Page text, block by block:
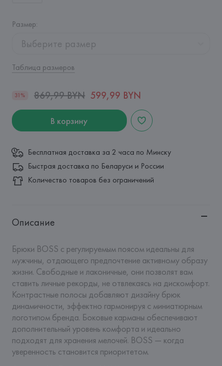
Размер:
Выберите размер
Таблица размеров
31% 869,99 BYN 599,99 BYN
В корзину
Бесплатная доставка за 2 часа по Минску
Быстрая доставка по Беларуси и России
Количество товаров без ограничений
Описание
Брюки BOSS с регулируемым поясом идеальны для
мужчины, отдающего предпочтение активному образу
жизни. Свободные и лаконичные, они позволят вам
ставить личные рекорды, не отвлекаясь на дискомфорт.
Контрастные полосы добавляют дизайну брюк
динамичности, эффектно гармонируя с миниатюрным
логотипом бренда. Боковые карманы обеспечивают
дополнительный уровень комфорта и идеально
подходят для хранения мелочей. BOSS — когда
уверенность становится приоритетом.